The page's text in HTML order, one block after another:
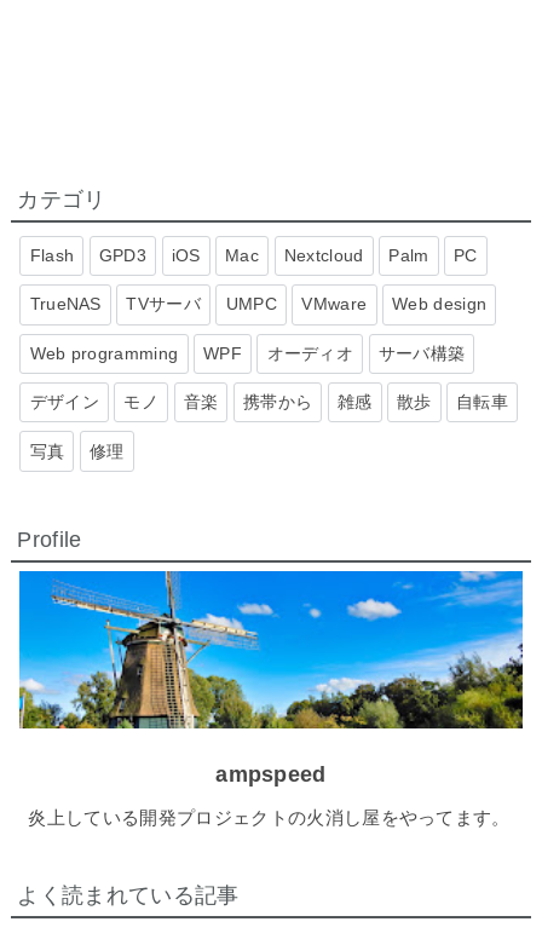
カテゴリ
Flash GPD3 iOS Mac Nextcloud Palm PC
TrueNAS TVサーバ UMPC VMware Web design
Web programming WPF オーディオ サーバ構築
デザイン モノ 音楽 携帯から 雑感 散歩 自転車
写真 修理
Profile
ampspeed
炎上している開発プロジェクトの火消し屋をやってます。
よく読まれている記事